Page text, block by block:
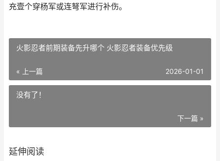
充壹个穿杨军或连弩军进行补伤。
火影忍者前期装备先升哪个 火影忍者装备优先级
« 上一篇 2026-01-01
没有了！
下一篇 »
延伸阅读